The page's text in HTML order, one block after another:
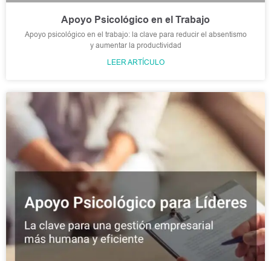
Apoyo Psicológico en el Trabajo
Apoyo psicológico en el trabajo: la clave para reducir el absentismo
y aumentar la productividad
LEER ARTÍCULO